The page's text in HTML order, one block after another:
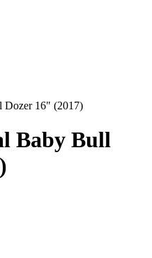
Dozer 16" (2017)
Baby Bull